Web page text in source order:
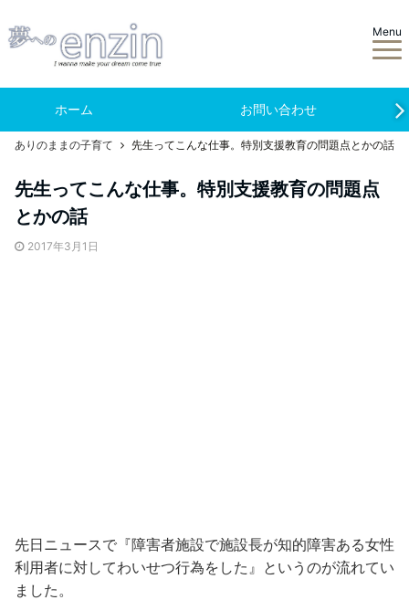
Menu
ホーム お問い合わせ
ありのままの子育て 先生ってこんな仕事。特別支援教育の問題点とかの話
先生ってこんな仕事。特別支援教育の問題点
とかの話
2017年3月1日
先日ニュースで『障害者施設で施設長が知的障害ある女性
利用者に対してわいせつ行為をした』というのが流れてい
ました。